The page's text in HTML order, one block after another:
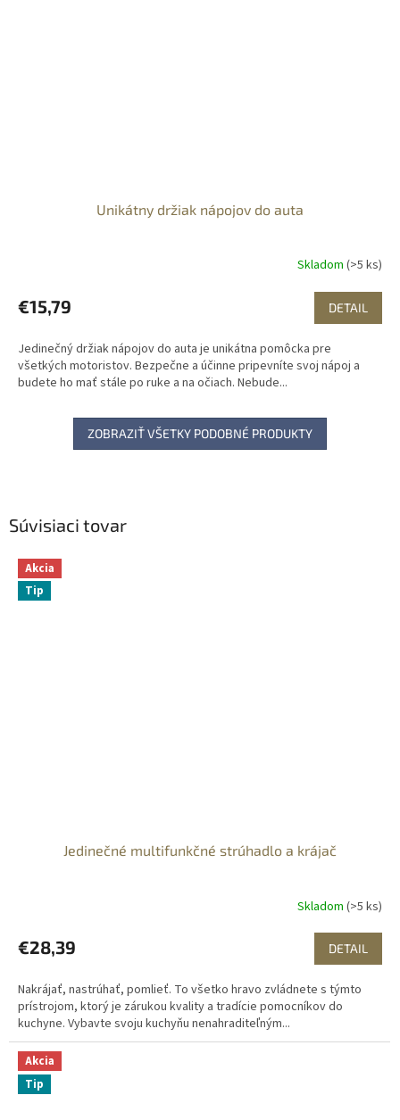
Súvisiaci tovar
Akcia
Tip
Jedinečné multifunkčné strúhadlo a krájač
Skladom (>5 ks)
€28,39 DETAIL
Nakrájať, nastrúhať, pomlieť. To všetko hravo zvládnete s týmto
prístrojom, ktorý je zárukou kvality a tradície pomocníkov do
kuchyne. Vybavte svoju kuchyňu nenahraditeľným...
Akcia
Tip
Unikátny držiak nápojov do auta
Skladom (>5 ks)
€15,79 DETAIL
Jedinečný držiak nápojov do auta je unikátna pomôcka pre
všetkých motoristov. Bezpečne a účinne pripevníte svoj nápoj a
budete ho mať stále po ruke a na očiach. Nebude...
ZOBRAZIŤ VŠETKY PODOBNÉ PRODUKTY